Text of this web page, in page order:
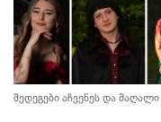
შედეგები აჩვენეს და